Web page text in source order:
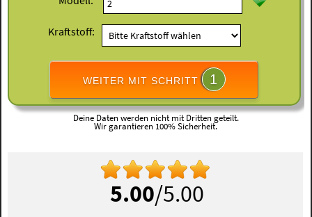
Kraftstoff:
WEITER MIT SCHRITT 1
Deine Daten werden nicht mit Dritten geteilt.
Wir garantieren 100% Sicherheit.
5.00/5.00